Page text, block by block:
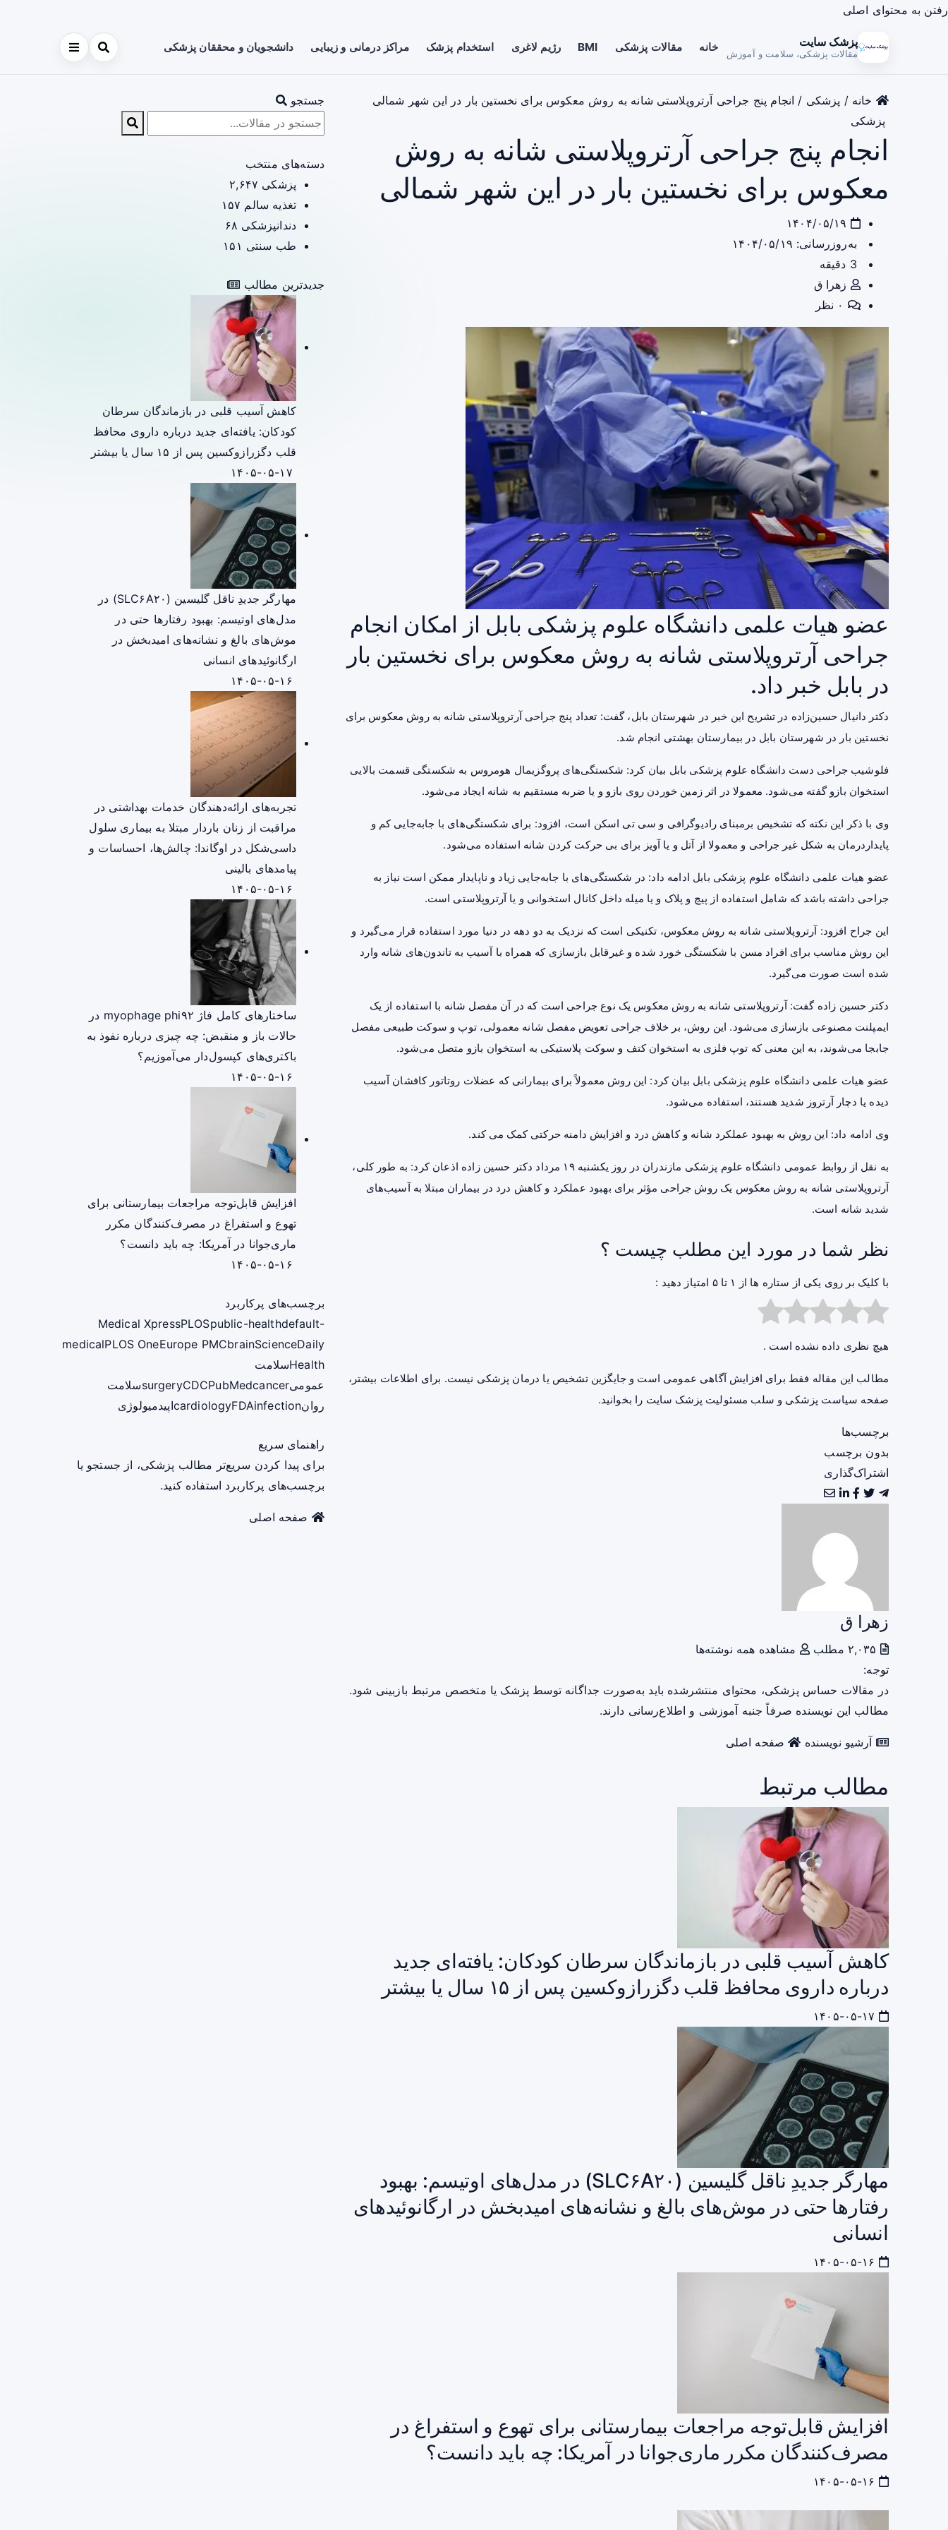
رفتن به محتوای اصلی
پزشک سایت
مقالات پزشکی، سلامت و آموزش خانه مقالات پزشکی BMI رژیم لاغری استخدام پزشک مراکز درمانی و زیبایی دانشجویان و محققان پزشکی
خانه / پزشکی / انجام پنج جراحی آرتروپلاستی شانه به روش معکوس برای نخستین بار در این شهر شمالی
پزشکی
انجام پنج جراحی آرتروپلاستی شانه به روش
معکوس برای نخستین بار در این شهر شمالی
به‌روزرسانی: ۱۴۰۴/۰۵/۱۹
زهرا ق
عضو هیات علمی دانشگاه علوم پزشکی بابل از امکان انجام
جراحی آرتروپلاستی شانه به روش معکوس برای نخستین بار
در بابل خبر داد.
دکتر دانیال حسین‌زاده در تشریح این خبر در شهرستان بابل، گفت: تعداد پنج جراحی آرتروپلاستی شانه به روش معکوس برای
نخستین بار در شهرستان بابل در بیمارستان بهشتی انجام شد.
فلوشیب جراحی دست دانشگاه علوم پزشکی بابل بیان کرد: شکستگی‌های پروگزیمال هومروس به شکستگی قسمت بالایی
استخوان بازو گفته می‌شود. معمولا در اثر زمین خوردن روی بازو و یا ضربه مستقیم به شانه ایجاد می‌شود.
وی با ذکر این نکته که تشخیص برمبنای رادیوگرافی و سی تی اسکن است، افزود: برای شکستگی‌های با جابه‌جایی کم و
پایداردرمان به شکل غیر جراحی و معمولا از آتل و یا آویز برای بی حرکت کردن شانه استفاده می‌شود.
عضو هیات علمی دانشگاه علوم پزشکی بابل ادامه داد: در شکستگی‌های با جابه‌جایی زیاد و ناپایدار ممکن است نیاز به
جراحی داشته باشد که شامل استفاده از پیچ و پلاک و یا میله داخل کانال استخوانی و یا آرتروپلاستی است.
این جراح افزود: آرتروپلاستی شانه به روش معکوس، تکنیکی است که نزدیک به دو دهه در دنیا مورد استفاده قرار می‌گیرد و
این روش مناسب برای افراد مسن با شکستگی خورد شده و غیرقابل بازسازی که همراه با آسیب به تاندون‌های شانه وارد
شده است صورت می‌گیرد.
دکتر حسین زاده گفت: آرتروپلاستی شانه به روش معکوس یک نوع جراحی است که در آن مفصل شانه با استفاده از یک
ایمپلنت مصنوعی بازسازی می‌شود. این روش، بر خلاف جراحی تعویض مفصل شانه معمولی، توپ و سوکت طبیعی مفصل
جابجا می‌شوند، به این معنی که توپ فلزی به استخوان کتف و سوکت پلاستیکی به استخوان بازو متصل می‌شود.
عضو هیات علمی دانشگاه علوم پزشکی بابل بیان کرد: این روش معمولاً برای بیمارانی که عضلات روتاتور کافشان آسیب
دیده یا دچارآرتروز شدید هستند، استفاده می‌شود.
وی ادامه داد: این روش به بهبود عملکرد شانه و کاهش درد و افزایش دامنه حرکتی کمک می کند.
به نقل از روابط عمومی دانشگاه علوم پزشکی مازندران در روز یکشنبه ۱۹ مرداد دکتر حسین زاده اذعان کرد: به طور کلی،
آرتروپلاستی شانه به روش معکوس یک روش جراحی مؤثر برای بهبود عملکرد و کاهش درد در بیماران مبتلا به آسیب‌های
شدید شانه است.
نظر شما در مورد این مطلب چیست ؟
با کلیک بر روی یکی از ستاره ها از ۱ تا ۵ امتیاز دهید :
هیچ نظری داده نشده است .
مطالب این مقاله فقط برای افزایش آگاهی عمومی است و جایگزین تشخیص یا درمان پزشکی نیست. برای اطلاعات بیشتر،
صفحه سیاست پزشکی و سلب مسئولیت پزشک سایت را بخوانید.
برچسب‌ها
بدون برچسب
اشتراک‌گذاری
زهرا ق
مشاهده همه نوشته‌ها
توجه:
در مقالات حساس پزشکی، محتوای منتشرشده باید به‌صورت جداگانه توسط پزشک یا متخصص مرتبط بازبینی شود.
مطالب این نویسنده صرفاً جنبه آموزشی و اطلاع‌رسانی دارند.
آرشیو نویسنده صفحه اصلی
مطالب مرتبط
کاهش آسیب قلبی در بازماندگان سرطان کودکان: یافته‌ای جدید
درباره داروی محافظ قلب دگزرازوکسین پس از ۱۵ سال یا بیشتر
مهارگر جدیدِ ناقل گلیسین (SLC۶A۲۰) در مدل‌های اوتیسم: بهبود
رفتارها حتی در موش‌های بالغ و نشانه‌های امیدبخش در ارگانوئیدهای
انسانی
افزایش قابل‌توجه مراجعات بیمارستانی برای تهوع و استفراغ در
مصرف‌کنندگان مکرر ماری‌جوانا در آمریکا: چه باید دانست؟
جستجو
دسته‌های منتخب
پزشکی ۲,۶۴۷
تغذیه سالم ۱۵۷
دندانپزشکی ۶۸
طب سنتی ۱۵۱
جدیدترین مطالب
کاهش آسیب قلبی در بازماندگان سرطان
کودکان: یافته‌ای جدید درباره داروی محافظ
قلب دگزرازوکسین پس از ۱۵ سال یا بیشتر
مهارگر جدیدِ ناقل گلیسین (SLC۶A۲۰) در
مدل‌های اوتیسم: بهبود رفتارها حتی در
موش‌های بالغ و نشانه‌های امیدبخش در
ارگانوئیدهای انسانی
تجربه‌های ارائه‌دهندگان خدمات بهداشتی در
مراقبت از زنان باردار مبتلا به بیماری سلول
داسی‌شکل در اوگاندا: چالش‌ها، احساسات و
پیامدهای بالینی
ساختارهای کامل فاژ myophage phi۹۲ در
حالات باز و منقبض: چه چیزی درباره نفوذ به
باکتری‌های کپسول‌دار می‌آموزیم؟
افزایش قابل‌توجه مراجعات بیمارستانی برای
تهوع و استفراغ در مصرف‌کنندگان مکرر
ماری‌جوانا در آمریکا: چه باید دانست؟
برچسب‌های پرکاربرد
Medical XpressPLOSpublic-healthdefault-
medicalPLOS OneEurope PMCbrainScienceDaily
Healthسلامت
عمومی
surgeryCDCPubMedcancer
سلامت
روان
cardiologyFDAinfection اپیدمیولوژی
راهنمای سریع
برای پیدا کردن سریع‌تر مطالب پزشکی، از جستجو یا
برچسب‌های پرکاربرد استفاده کنید.
صفحه اصلی